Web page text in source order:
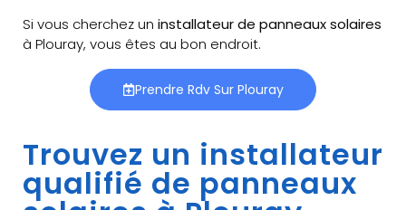
Si vous cherchez un installateur de panneaux solaires
à Plouray, vous êtes au bon endroit.
Prendre Rdv Sur Plouray
Trouvez un installateur
qualifié de panneaux